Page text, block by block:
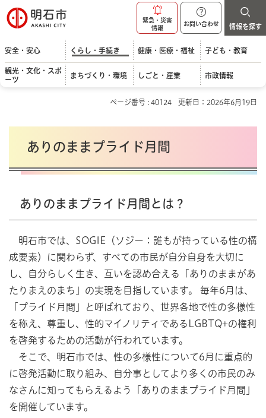
明石市
緊急・災害
情報
お問い合わせ 情報を探す
安全・安心 くらし・手続き 健康・医療・福祉 子ども・教育
観光・文化・スポ
ーツ
まちづくり・環境 しごと・産業 市政情報
ページ番号 : 40124 更新日：2026年6月19日
ありのままプライド月間
ありのままプライド月間とは？
明石市では、SOGIE（ソジー：誰もが持っている性の構
成要素）に関わらず、すべての市民が自分自身を大切に
し、自分らしく生き、互いを認め合える「ありのままがあ
たりまえのまち」の実現を目指しています。 毎年6月は、
「プライド月間」と呼ばれており、世界各地で性の多様性
を称え、尊重し、性的マイノリティであるLGBTQ+の権利
を啓発するための活動が行われています。
そこで、明石市では、性の多様性について6月に重点的
に啓発活動に取り組み、自分事としてより多くの市民のみ
なさんに知ってもらえるよう「ありのままプライド月間」
を開催しています。